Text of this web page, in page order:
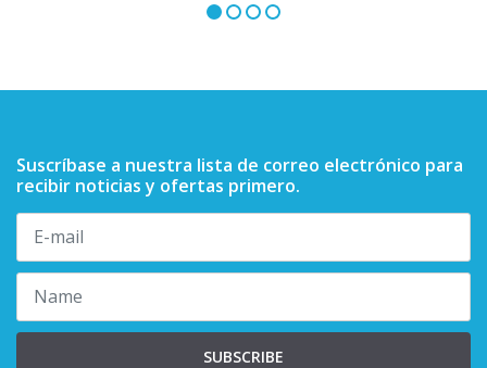
Suscríbase a nuestra lista de correo electrónico para
recibir noticias y ofertas primero.
SUBSCRIBE